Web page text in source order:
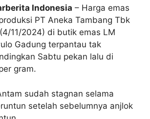
Indonesia – Harga emas
PT Aneka Tambang Tbk
11/2024) di butik emas LM
Gadung terpantau tak
Sabtu pekan lalu di
gram.
sudah stagnan selama
setelah sebelumnya anjlok